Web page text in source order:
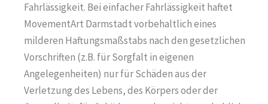
Fahrlässigkeit. Bei einfacher Fahrlässigkeit haftet
MovementArt Darmstadt vorbehaltlich eines
milderen Haftungsmaßstabs nach den gesetzlichen
Vorschriften (z.B. für Sorgfalt in eigenen
Angelegenheiten) nur für Schäden aus der
Verletzung des Lebens, des Körpers oder der